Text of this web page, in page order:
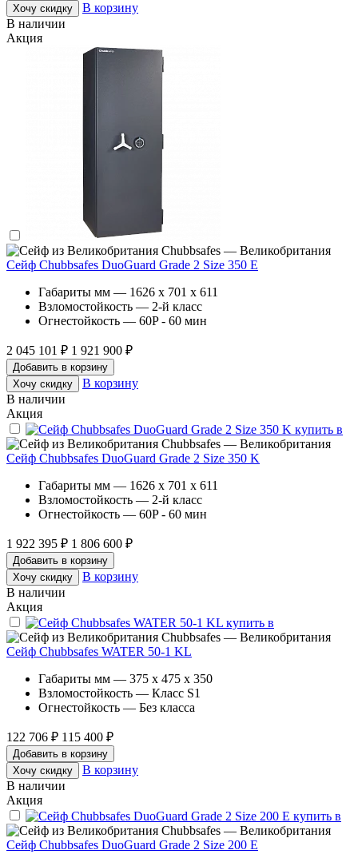
Хочу скидку
В корзину
В наличии
Акция
Chubbsafes — Великобритания
Сейф Chubbsafes DuoGuard Grade 2 Size 350 E
Габариты мм — 1626 x 701 x 611
Взломостойкость — 2-й класс
Огнестойкость — 60P - 60 мин
2 045 101 ₽ 1 921 900 ₽
Добавить в корзину
Хочу скидку
В корзину
В наличии
Акция
Chubbsafes — Великобритания
Сейф Chubbsafes DuoGuard Grade 2 Size 350 K
Габариты мм — 1626 x 701 x 611
Взломостойкость — 2-й класс
Огнестойкость — 60P - 60 мин
1 922 395 ₽ 1 806 600 ₽
Добавить в корзину
Хочу скидку
В корзину
В наличии
Акция
Chubbsafes — Великобритания
Сейф Chubbsafes WATER 50-1 KL
Габариты мм — 375 x 475 x 350
Взломостойкость — Класс S1
Огнестойкость — Без класса
122 706 ₽ 115 400 ₽
Добавить в корзину
Хочу скидку
В корзину
В наличии
Акция
Chubbsafes — Великобритания
Сейф Chubbsafes DuoGuard Grade 2 Size 200 Е